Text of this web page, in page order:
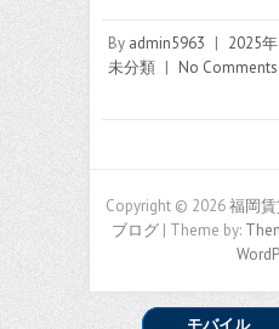
By admin5963 | 2025
未分類 | No Comments
Copyright © 2026福岡
ブログ | Theme by:
モバイル